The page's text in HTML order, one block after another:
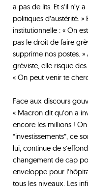
a pas de lits. Et s’il n’y
politiques d’austérité.
institutionnelle : « On
pas le droit de faire
supprime nos postes. »
gréviste, elle risque
« On peut venir te
Face aux discours
« Macron dit qu’on a
encore les millions ! On
“investissements”, ce
lui, continue de
changement de cap
enveloppe pour
tous les niveaux. Les